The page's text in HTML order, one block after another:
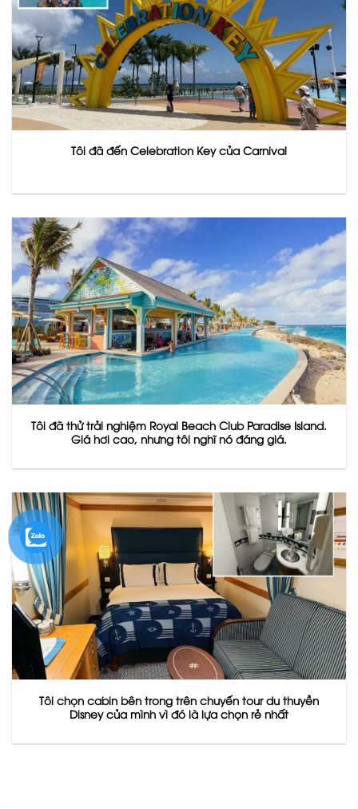
Tôi đã đến Celebration Key của Carnival
Tôi đã thử trải nghiệm Royal Beach Club Paradise Island.
Giá hơi cao, nhưng tôi nghĩ nó đáng giá.
Tôi chọn cabin bên trong trên chuyến tour du thuyền
Disney của mình vì đó là lựa chọn rẻ nhất